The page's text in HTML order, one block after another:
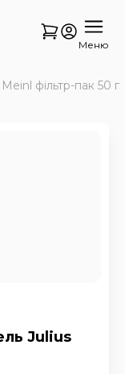
Меню
фільтр-пак 50 г
Julius